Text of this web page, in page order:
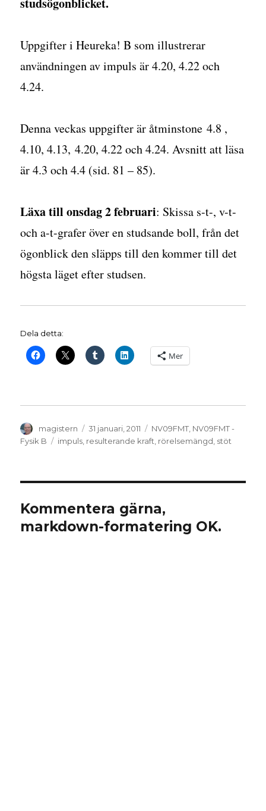
studsögonblicket.
Uppgifter i Heureka! B som illustrerar
användningen av impuls är 4.20, 4.22 och
4.24.
Denna veckas uppgifter är åtminstone 4.8 ,
4.10, 4.13, 4.20, 4.22 och 4.24. Avsnitt att läsa
är 4.3 och 4.4 (sid. 81 – 85).
Läxa till onsdag 2 februari: Skissa s-t-, v-t-
och a-t-grafer över en studsande boll, från det
ögonblick den släpps till den kommer till det
högsta läget efter studsen.
Dela detta:
Mer
Författare
magistern
Publicerat
den
31 januari, 2011 Kategorier
NV09FMT, NV09FMT -
Fysik B
Etiketter
impuls, resulterande kraft, rörelsemängd, stöt
Kommentera gärna,
markdown-formatering OK.